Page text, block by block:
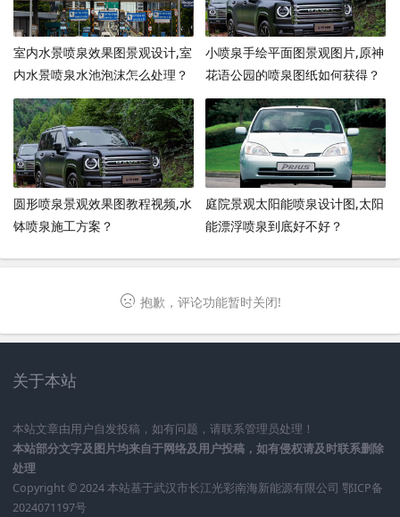
室内水景喷泉效果图景观设计,室
内水景喷泉水池泡沫怎么处理？
小喷泉手绘平面图景观图片,原神
花语公园的喷泉图纸如何获得？
圆形喷泉景观效果图教程视频,水
钵喷泉施工方案？
庭院景观太阳能喷泉设计图,太阳
能漂浮喷泉到底好不好？
抱歉，评论功能暂时关闭!
关于本站
本站文章由用户自发投稿，如有问题，请联系管理员处理！
本站部分文字及图片均来自于网络及用户投稿，如有侵权请及时联系删除
处理
Copyright © 2024 本站基于武汉市长江光彩南海新能源有限公司 鄂ICP备
2024071197号